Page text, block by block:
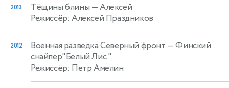
2013 Тёщины блины — Алексей
Режиссёр: Алексей Праздников
2012 Военная разведка Северный фронт — Финский
снайпер"Белый Лис "
Режиссёр: Петр Амелин